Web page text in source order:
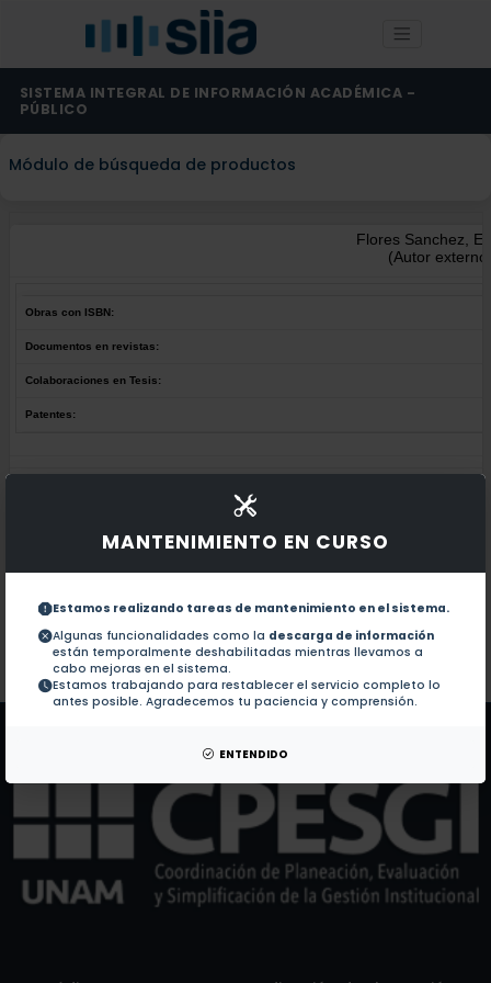
MANTENIMIENTO EN CURSO
Estamos realizando tareas de mantenimiento en el sistema.
Algunas funcionalidades como la descarga de información
están temporalmente deshabilitadas mientras llevamos a
cabo mejoras en el sistema.
Estamos trabajando para restablecer el servicio completo lo
antes posible. Agradecemos tu paciencia y comprensión.
ENTENDIDO
SISTEMA INTEGRAL DE INFORMACIÓN ACADÉMICA -
PÚBLICO
Módulo de búsqueda de productos
Flores Sanchez,
(Autor
Obras con ISBN:
Documentos en revistas:
Colaboraciones en Tesis:
Patentes:
No hay revistas de este autor.
Colaboraciones en Tesis:
Patentes: No hay patentes de este autor.